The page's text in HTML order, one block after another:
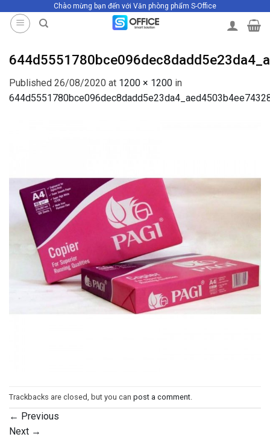
Chào mừng bạn đến với Văn phòng phẩm S-Office
Published 26/08/2020 at 1200 × 1200 in
Trackbacks are closed, but you can post a comment
← Previous
Next →